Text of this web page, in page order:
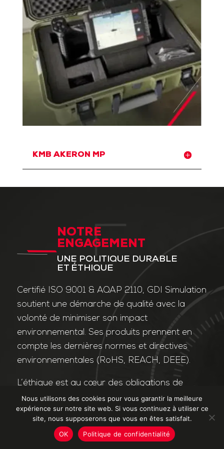
KMB AKERON MP
NOTRE
ENGAGEMENT
UNE POLITIQUE DURABLE
ET ÉTHIQUE
Certifié ISO 9001 & AQAP 2110, GDI Simulation
soutient une démarche de qualité avec la
volonté de minimiser son impact
environnemental. Ses produits prennent en
compte les dernières normes et directives
environnementales (RoHS, REACH, DEEE).
L’éthique est au cœur des obligations de
l’entreprise et de ses valeurs. Nos affaires
sont conduites dans le strict respect des
différentes lois applicables dans le domaine
de la lutte contre la corruption et le trafic
Nous utilisons des cookies pour vous garantir la meilleure
expérience sur notre site web. Si vous continuez à utiliser ce
site, nous supposerons que vous en êtes satisfait.
OK
Politique de confidentialité